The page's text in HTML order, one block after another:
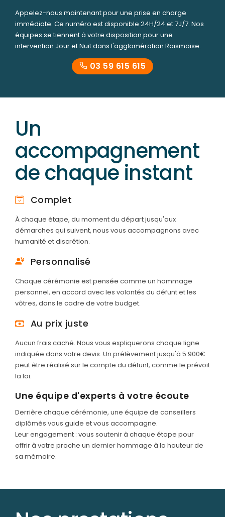
Appelez-nous maintenant pour une prise en charge
immédiate. Ce numéro est disponible 24H/24 et 7J/7. Nos
équipes se tiennent à votre disposition pour une
intervention Jour et Nuit dans l'agglomération Raismoise.
03 59 615 615
Un
accompagnement
de chaque instant
Complet
À chaque étape, du moment du départ jusqu'aux
démarches qui suivent, nous vous accompagnons avec
humanité et discrétion.
Personnalisé
Chaque cérémonie est pensée comme un hommage
personnel, en accord avec les volontés du défunt et les
vôtres, dans le cadre de votre budget.
Au prix juste
Aucun frais caché. Nous vous expliquerons chaque ligne
indiquée dans votre devis. Un prélèvement jusqu'à 5 900€
peut être réalisé sur le compte du défunt, comme le prévoit
la loi.
Une équipe d'experts à votre écoute
Derrière chaque cérémonie, une équipe de conseillers
diplômés vous guide et vous accompagne.
Leur engagement : vous soutenir à chaque étape pour
offrir à votre proche un dernier hommage à la hauteur de
sa mémoire.